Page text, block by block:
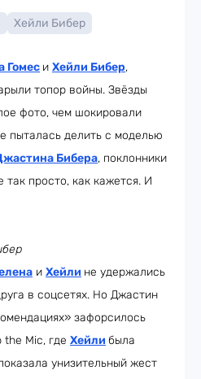
Хейли Бибер
Гомес и Хейли Бибер,
топор войны. Звёзды
фото, чем шокировали
пыталась делить с моделью
Бибера, поклонники
так просто, как кажется. И
и Хейли не удержались
в соцсетях. Но Джастин
зафорсилось
Mic, где Хейли была
унизительный жест